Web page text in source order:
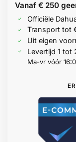
Vanaf € 250
Officiële
Transport tot
Uit eigen
Levertijd 1 tot
Ma-vr vóór